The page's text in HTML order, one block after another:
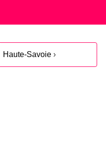
Haute-Savoie ›